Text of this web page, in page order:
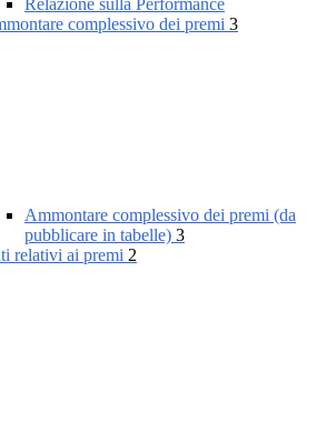
Relazione sulla Performance
complessivo dei premi 3
Ammontare complessivo dei premi (da
pubblicare in tabelle) 3
relativi ai premi 2